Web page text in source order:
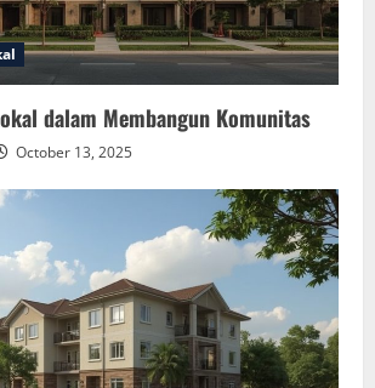
dalam Membangun Komunitas
October 13, 2025